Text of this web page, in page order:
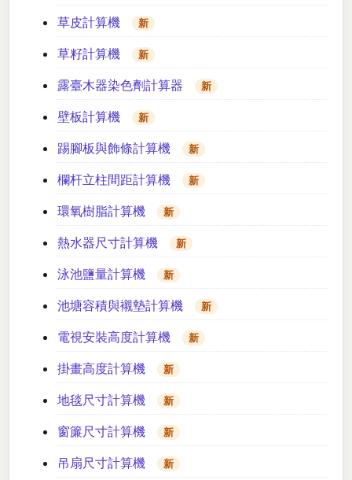
草皮計算機 新
草籽計算機 新
露臺木器染色劑計算器 新
壁板計算機 新
踢腳板與飾條計算機 新
欄杆立柱間距計算機 新
環氧樹脂計算機 新
熱水器尺寸計算機 新
泳池鹽量計算機 新
池塘容積與襯墊計算機 新
電視安裝高度計算機 新
掛畫高度計算機 新
地毯尺寸計算機 新
窗簾尺寸計算機 新
吊扇尺寸計算機 新